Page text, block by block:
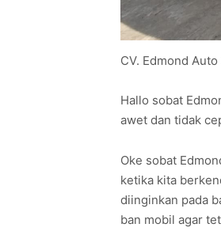
CV. Edmond
Hallo sobat
awet dan tidak
Oke sobat
ketika kita
diinginkan pada
ban mobil agar